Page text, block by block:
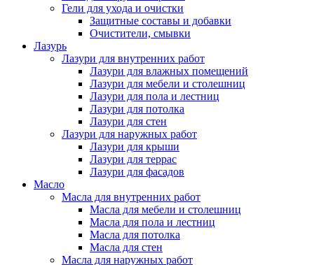
Гели для ухода и очистки
Защитные составы и добавки
Очистители, смывки
Лазурь
Лазури для внутренних работ
Лазури для влажных помещений
Лазури для мебели и столешниц
Лазури для пола и лестниц
Лазури для потолка
Лазури для стен
Лазури для наружных работ
Лазури для крыши
Лазури для террас
Лазури для фасадов
Масло
Масла для внутренних работ
Масла для мебели и столешниц
Масла для пола и лестниц
Масла для потолка
Масла для стен
Масла для наружных работ